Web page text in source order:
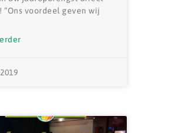
“Ons voordeel geven wij